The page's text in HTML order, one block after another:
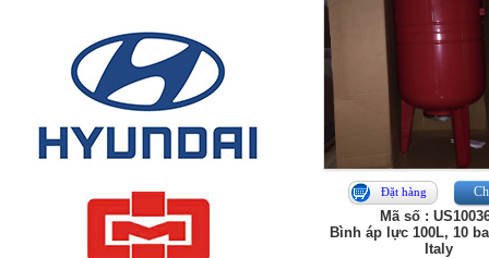
Đặt hàng
Mã số :
Bình áp lực 100L, 10
Italy